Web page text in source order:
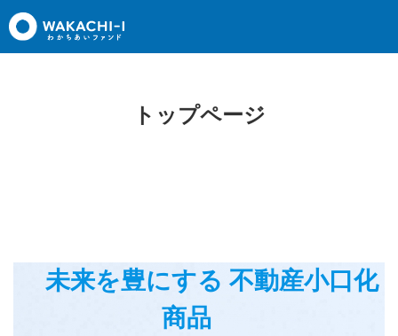
トップページ
未来を豊にする 不動産小口化
商品